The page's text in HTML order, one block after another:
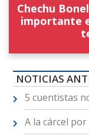
Chechu
importante
NOTICIAS
5 cuentistas
A la cárcel